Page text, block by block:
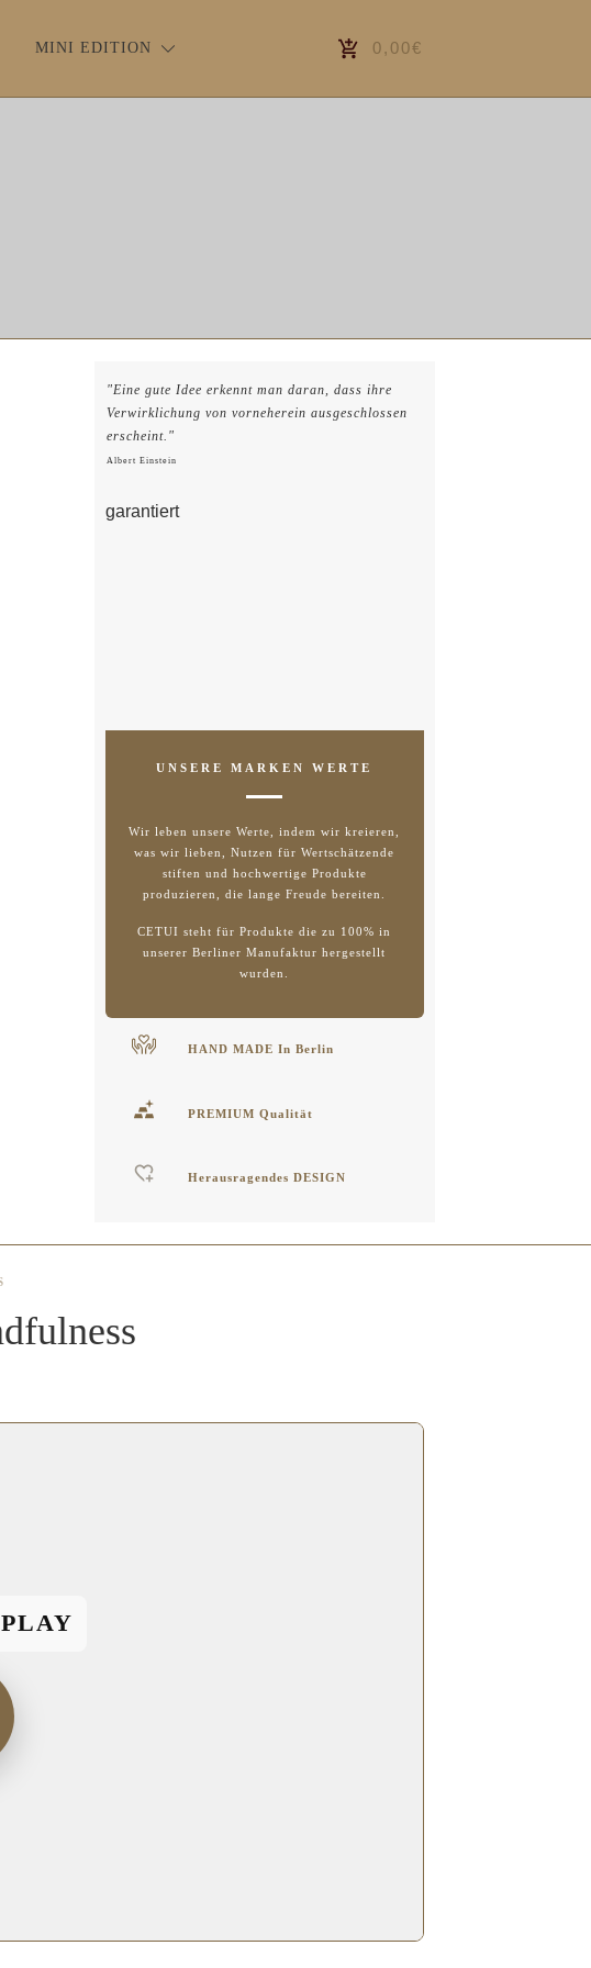
MINI EDITION 0,00€
"Eine gute Idee erkennt man daran, dass ihre
Verwirklichung von vorneherein ausgeschlossen
erscheint."
Albert Einstein
UNSERE MARKEN WERTE
Wir leben unsere Werte, indem wir kreieren,
was wir lieben, Nutzen für Wertschätzende
stiften und hochwertige Produkte
produzieren, die lange Freude bereiten.
CETUI steht für Produkte die zu 100% in
unserer Berliner Manufaktur hergestellt
wurden.
HAND MADE In Berlin
PREMIUM Qualität
Herausragendes DESIGN